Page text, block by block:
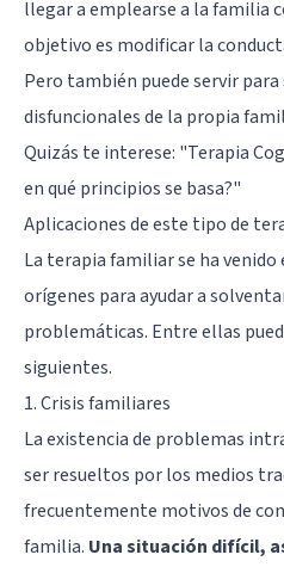
llegar a emplearse a la familia
objetivo es modificar la
Pero también puede servir
disfuncionales de la propia
Quizás te interese: "Terapia
en qué principios se basa?"
Aplicaciones de este tipo de
La terapia familiar se ha venido
orígenes para ayudar a
problemáticas. Entre ellas
siguientes.
1. Crisis familiares
La existencia de problemas
ser resueltos por los medios
frecuentemente motivos de
familia. Una situación difícil,